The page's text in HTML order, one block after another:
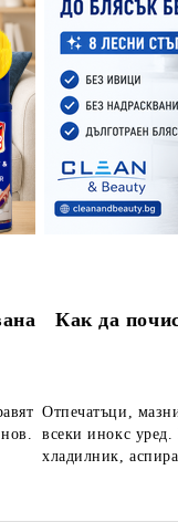
Как да
Отпечатъци,
всеки инокс уред.
хладилник,